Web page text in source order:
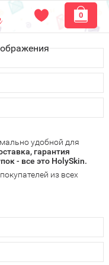
0
России.
Почтой России или
или пункте
ужена
бесплатную
в Вашем городе
удобным способом:
и другими
удобной для
гарантия
- все это HolySkin.
из всех
по работе
рассказать о